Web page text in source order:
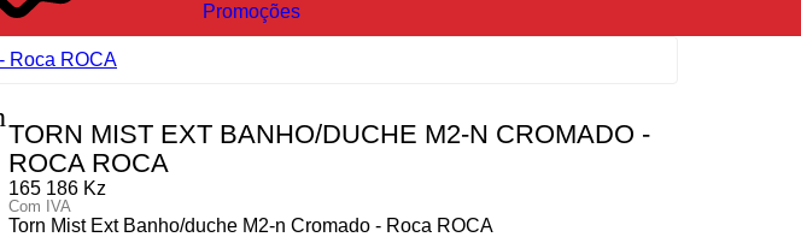
Promoções
Roca ROCA
TORN MIST EXT BANHO/DUCHE M2-N CROMADO -
ROCA ROCA
165 186 Kz
Com IVA
Torn Mist Ext Banho/duche M2-n Cromado - Roca ROCA